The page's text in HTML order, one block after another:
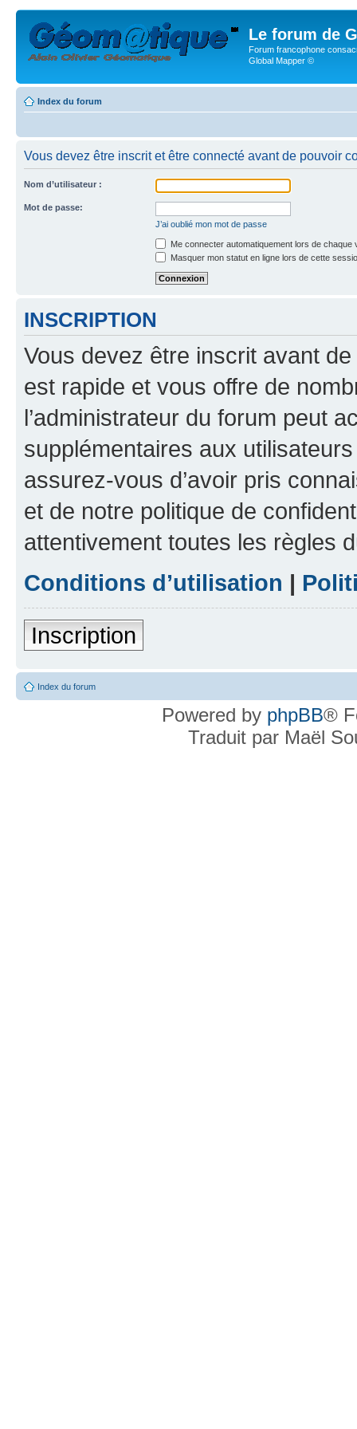
Le forum de
Forum francophone
Global Mapper ©
Index du forum
Vous devez être inscrit et être connecté avant de pouvoir
Nom d’utilisateur :
Mot de passe:
J’ai oublié mon mot de passe
Me connecter automatiquement lors de chaque
Masquer mon statut en ligne lors de cette
INSCRIPTION
Vous devez être inscrit avant
est rapide et vous offre de
l’administrateur du forum peut
supplémentaires aux
assurez-vous d’avoir pris
et de notre politique de
attentivement toutes les règles
Conditions d’utilisation |
Inscription
Index du forum
Powered by phpBB®
Traduit par Maël